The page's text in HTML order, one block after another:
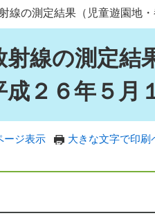
線の測定結果（児童遊園地
射線の測定結
成２６年５月
ージ表示 大きな文字で印刷